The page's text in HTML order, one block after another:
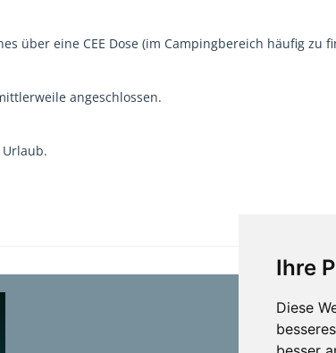
Ihre
Diese
über eine CEE Dose (im Campingbereich häufig zu
angeschlossen.